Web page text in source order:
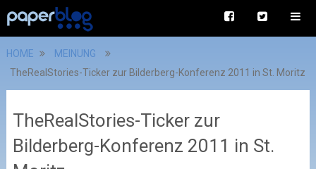
HOME
MEINUNG
TheRealStories-Ticker zur Bilderberg-Konferenz 2011 in St. Moritz
TheRealStories-Ticker zur
Bilderberg-Konferenz 2011 in St.